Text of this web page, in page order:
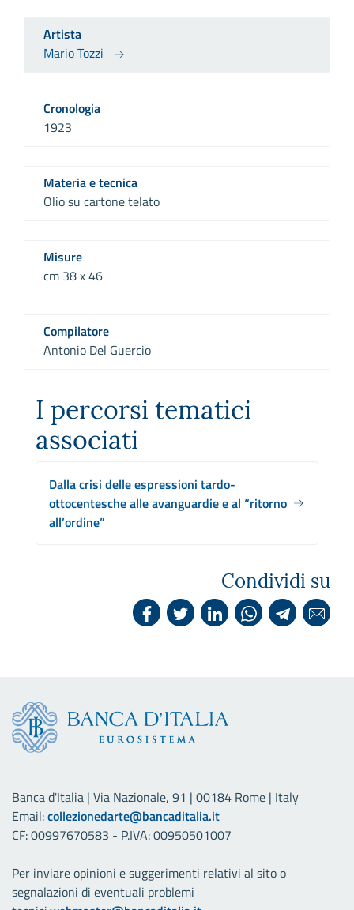
Artista
Mario Tozzi
Cronologia
1923
Materia e tecnica
Olio su cartone telato
Misure
cm 38 x 46
Compilatore
Antonio Del Guercio
I percorsi tematici
associati
Dalla crisi delle espressioni tardo-
ottocentesche alle avanguardie e al “ritorno
all’ordine”
Condividi su
Banca d'Italia | Via Nazionale, 91 | 00184 Rome | Italy
Email:collezionedarte@bancaditalia.it
CF: 00997670583 - P.IVA: 00950501007
Per inviare opinioni e suggerimenti relativi al sito o
segnalazioni di eventuali problemi